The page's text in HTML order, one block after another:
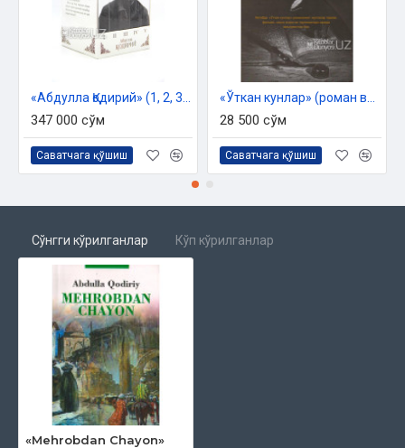
347 000 сўм
Саватчага қўшиш
28 500 сўм
Саватчага қўшиш
Сўнгги кўрилганлар Кўп кўрилганлар
«Mehrobdan Chayon»